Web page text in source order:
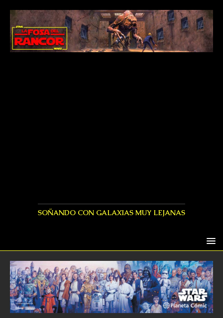
SOÑANDO CON GALAXIAS MUY LEJANAS